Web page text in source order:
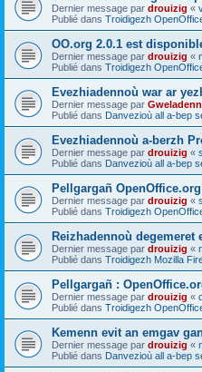
Dernier message par drouizig «
Publié dans Troidigezh
OO.org 2.0.1 est
Dernier message par drouizig «
Publié dans Troidigezh
Evezhiadennoù war ar
Dernier message par
Publié dans Danvezioù all a-bep
Evezhiadennoù a-berzh
Dernier message par drouizig «
Publié dans Danvezioù all a-bep
Pellgargañ
Dernier message par drouizig «
Publié dans Troidigezh
Reizhadennoù degemeret
Dernier message par drouizig «
Publié dans Troidigezh Mozilla
Pellgargañ :
Dernier message par drouizig «
Publié dans Troidigezh
Kemenn evit an emgav
Dernier message par drouizig «
Publié dans Danvezioù all a-bep